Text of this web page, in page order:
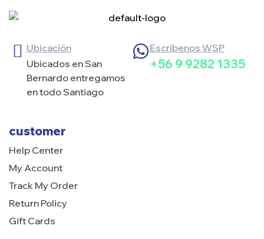
customer
Help Center
My Account
Track My Order
Return Policy
Gift Cards
Ubicación
Ubicados en San
Bernardo entregamos
en todo Santiago
Escribenos WSP
+56 9 9282 1335